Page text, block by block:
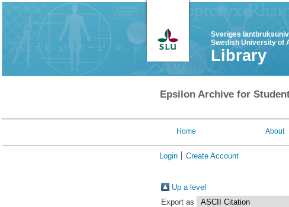
Sveriges
Swedish University of
Library
Epsilon Archive for
Home About
Login Create Account
Up a level
Export as